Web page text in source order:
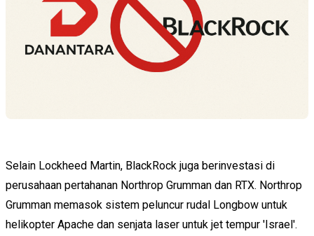
Selain Lockheed Martin, BlackRock juga berinvestasi di
perusahaan pertahanan Northrop Grumman dan RTX. Northrop
Grumman memasok sistem peluncur rudal Longbow untuk
helikopter Apache dan senjata laser untuk jet tempur 'Israel'.